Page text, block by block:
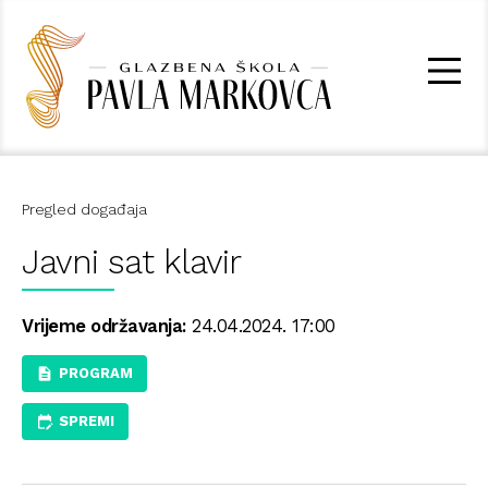
Pregled događaja
Javni sat klavir
Vrijeme održavanja:24.04.2024. 17:00
PROGRAM
SPREMI